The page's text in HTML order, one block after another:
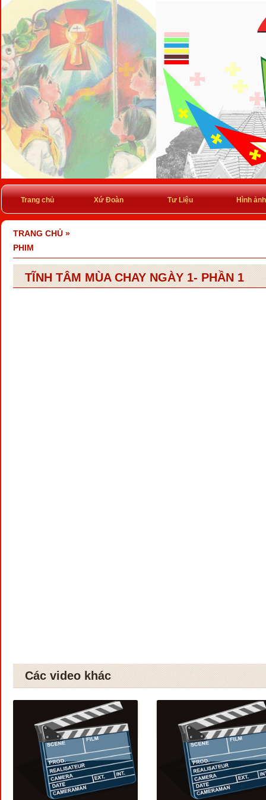
Trang chủ Xứ Đoàn Tư Liệu Hình ảnh
TRANG CHỦ »
PHIM
TĨNH TÂM MÙA CHAY NGÀY 1- PHẦN 1
Các video khác